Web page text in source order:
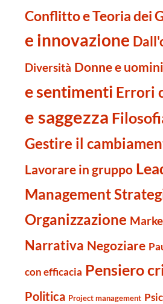
Conflitto e Teoria dei
e innovazione
Diversità Donne e uomini
e sentimenti Errori
e saggezza
Gestire il
Lavorare in gruppo
Management
Organizzazione
Narrativa Negoziare
con efficacia Pensiero
Politica Project management